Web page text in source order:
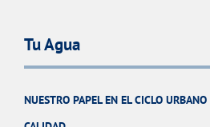
Tu Agua
NUESTRO PAPEL EN EL CICLO URBANO